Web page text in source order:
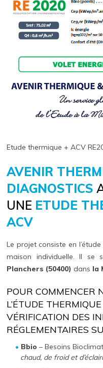
Etude thermique + ACV
AVENIR
DIAGNOSTICS
UNE ETUDE
ACV
Le projet consiste en
maison individuelle. Il se
Planchers (50400) dans la
POUR COMMENCER
L’ÉTUDE
VÉRIFICATION DES
RÉGLEMENTAIRES
Bbio – Besoins
chaud, de froid et